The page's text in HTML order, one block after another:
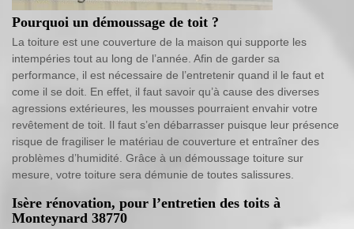
Pourquoi un démoussage de toit ?
La toiture est une couverture de la maison qui supporte les
intempéries tout au long de l’année. Afin de garder sa
performance, il est nécessaire de l’entretenir quand il le faut et
come il se doit. En effet, il faut savoir qu’à cause des diverses
agressions extérieures, les mousses pourraient envahir votre
revêtement de toit. Il faut s’en débarrasser puisque leur présence
risque de fragiliser le matériau de couverture et entraîner des
problèmes d’humidité. Grâce à un démoussage toiture sur
mesure, votre toiture sera démunie de toutes salissures.
Isère rénovation, pour l’entretien des toits à
Monteynard 38770